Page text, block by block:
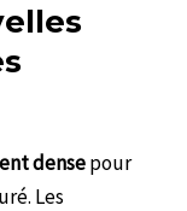
densepour
Les